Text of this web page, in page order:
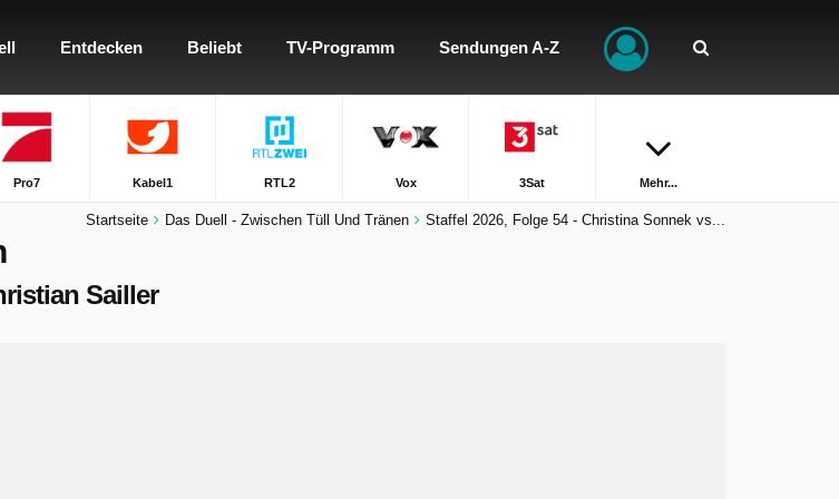
Entdecken Beliebt TV-Programm Sendungen A-Z
Pro7 Kabel1 RTL2 Vox 3Sat Mehr...
Startseite Das Duell - Zwischen Tüll Und Tränen Staffel 2026, Folge 54 - Christina Sonnek vs...
Sailler